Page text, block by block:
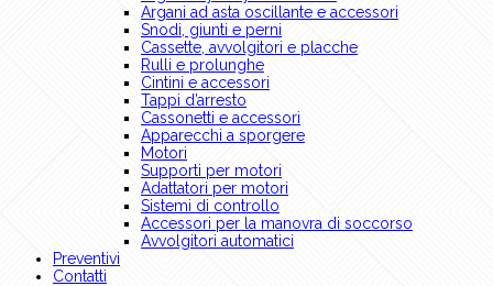
Argani ad asta oscillante e accessori
Snodi, giunti e perni
Cassette, avvolgitori e placche
Rulli e prolunghe
Cintini e accessori
Tappi d’arresto
Cassonetti e accessori
Apparecchi a sporgere
Motori
Supporti per motori
Adattatori per motori
Sistemi di controllo
Accessori per la manovra di soccorso
Avvolgitori automatici
Preventivi
Contatti